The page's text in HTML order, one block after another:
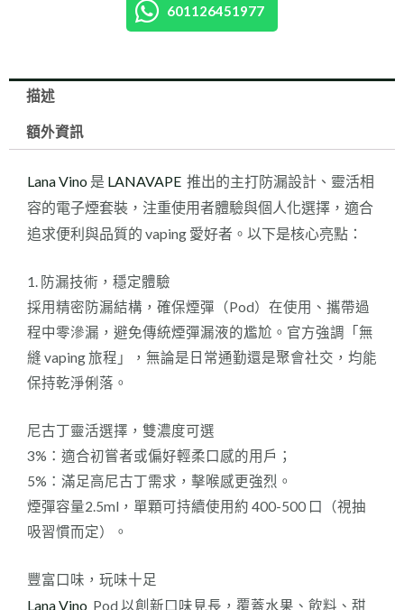
代
彈
601126451977
描述
額外資訊
Lana Vino 是 LANAVAPE 推出的主打防漏設計、靈活相
容的電子煙套裝，注重使用者體驗與個人化選擇，適合
追求便利與品質的 vaping 愛好者。以下是核心亮點：
1. 防漏技術，穩定體驗
採用精密防漏結構，確保煙彈（Pod）在使用、攜帶過
程中零滲漏，避免傳統煙彈漏液的尷尬。官方強調「無
縫 vaping 旅程」，無論是日常通勤還是聚會社交，均能
保持乾淨俐落。
尼古丁靈活選擇，雙濃度可選
3%：適合初嘗者或偏好輕柔口感的用戶；
5%：滿足高尼古丁需求，擊喉感更強烈。
煙彈容量2.5ml，單顆可持續使用約 400-500 口（視抽
吸習慣而定）。
豐富口味，玩味十足
Lana Vino Pod 以創新口味見長，覆蓋水果、飲料、甜